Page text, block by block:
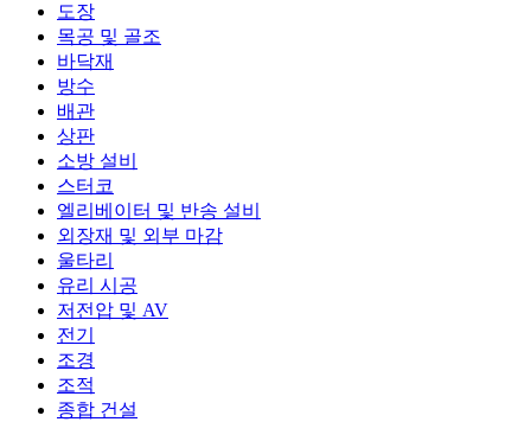
도장
목공 및 골조
바닥재
방수
배관
상판
소방 설비
스터코
엘리베이터 및 반송 설비
외장재 및 외부 마감
울타리
유리 시공
저전압 및 AV
전기
조경
조적
종합 건설